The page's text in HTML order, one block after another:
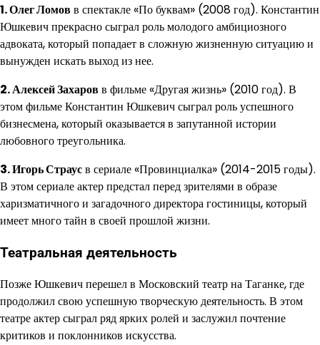
1. Олег Ломовв спектакле «По буквам» (2008 год). Константин
Юшкевич прекрасно сыграл роль молодого амбициозного
адвоката, который попадает в сложную жизненную ситуацию и
вынужден искать выход из нее.
2. Алексей Захаровв фильме «Другая жизнь» (2010 год). В
этом фильме Константин Юшкевич сыграл роль успешного
бизнесмена, который оказывается в запутанной истории
любовного треугольника.
3. Игорь Страусв сериале «Провинциалка» (2014-2015 годы).
В этом сериале актер предстал перед зрителями в образе
харизматичного и загадочного директора гостиницы, который
имеет много тайн в своей прошлой жизни.
Театральная деятельность
Позже Юшкевич перешел в Московский театр на Таганке, где
продолжил свою успешную творческую деятельность. В этом
театре актер сыграл ряд ярких ролей и заслужил почтение
критиков и поклонников искусства.